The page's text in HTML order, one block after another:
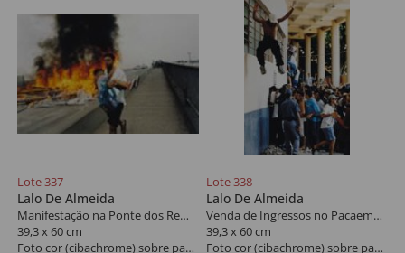
Lote 337
Lalo De Almeida
Manifestação na Ponte dos Remédios, São Paulo
39,3 x 60 cm
Foto cor (cibachrome) sobre papel
Lote 338
Lalo De Almeida
Venda de Ingressos no Pacaembu
39,3 x 60 cm
Foto cor (cibachrome) sobre papel